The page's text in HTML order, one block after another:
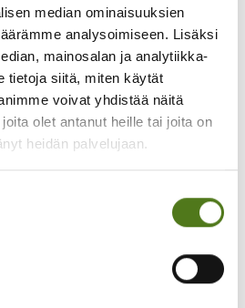
median ominaisuuksien
analysoimiseen. Lisäksi
mainosalan ja analytiikka-
tietoja siitä, miten käytät
voivat yhdistää näitä
olet antanut heille tai joita on
heidän palvelujaan.
päätoimittajana sekä
sidosryhmäyhteistyöstä.
050 400 9191
Lähetä Whatsappia
virpi.tarkiainen@epilepsia.fi
sivun sisällöstä?